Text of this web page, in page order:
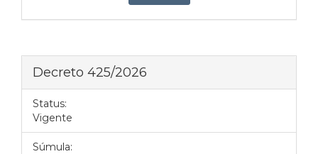
Decreto 425/2026
Status:
Vigente
Súmula: